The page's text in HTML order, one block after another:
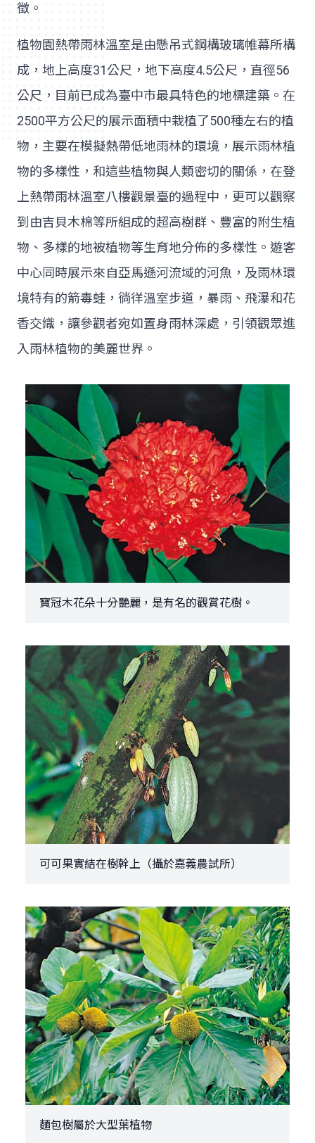
徵。
植物園熱帶雨林溫室是由懸吊式鋼構玻璃帷幕所構
成，地上高度31公尺，地下高度4.5公尺，直徑56
公尺，目前已成為臺中市最具特色的地標建築。在
2500平方公尺的展示面積中栽植了500種左右的植
物，主要在模擬熱帶低地雨林的環境，展示雨林植
物的多樣性，和這些植物與人類密切的關係，在登
上熱帶雨林溫室八樓觀景臺的過程中，更可以觀察
到由吉貝木棉等所組成的超高樹群、豐富的附生植
物、多樣的地被植物等生育地分佈的多樣性。遊客
中心同時展示來自亞馬遜河流域的河魚，及雨林環
境特有的箭毒蛙，徜徉溫室步道，暴雨、飛瀑和花
香交織，讓參觀者宛如置身雨林深處，引領觀眾進
入雨林植物的美麗世界。
寶冠木花朵十分艷麗，是有名的觀賞花樹。
可可果實結在樹幹上（攝於嘉義農試所）
麵包樹屬於大型葉植物